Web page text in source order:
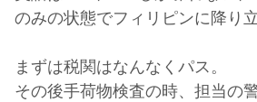
のみの状態でフィリピンに降り
まずは税関はなんなくパス。
その後手荷物検査の時、担当の